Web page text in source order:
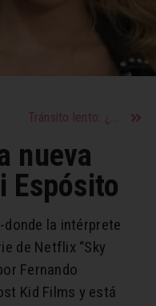
Tránsito lento: ¿Qué alimentos debes evitar?
nueva
Espósito
la intérprete
de Netflix “Sky
Fernando
Kid Films y está